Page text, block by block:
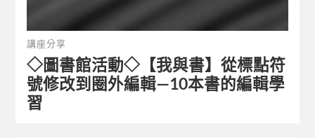
講座分享
◇圖書館活動◇【我與書】從標點符
號修改到圈外編輯—10本書的編輯學
習